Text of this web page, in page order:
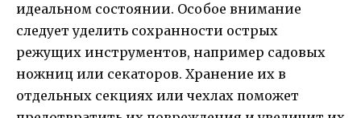
идеальном состоянии. Особое внимание
следует уделить сохранности острых
режущих инструментов, например садовых
ножниц или секаторов. Хранение их в
отдельных секциях или чехлах поможет